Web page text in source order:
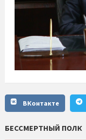
ВКонтакте
БЕССМЕРТНЫЙ ПОЛК